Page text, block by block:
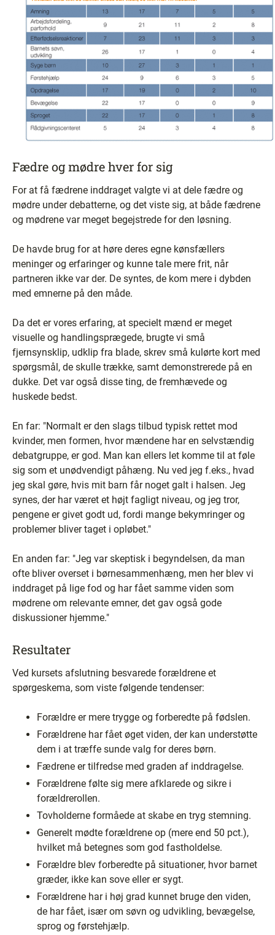
Fædre og mødre hver for sig
For at få fædrene inddraget valgte vi at dele fædre og
mødre under debatterne, og det viste sig, at både fædrene
og mødrene var meget begejstrede for den løsning.
De havde brug for at høre deres egne kønsfællers
meninger og erfaringer og kunne tale mere frit, når
partneren ikke var der. De syntes, de kom mere i dybden
med emnerne på den måde.
Da det er vores erfaring, at specielt mænd er meget
visuelle og handlingsprægede, brugte vi små
fjernsynsklip, udklip fra blade, skrev små kulørte kort med
spørgsmål, de skulle trække, samt demonstrerede på en
dukke. Det var også disse ting, de fremhævede og
huskede bedst.
En far: "Normalt er den slags tilbud typisk rettet mod
kvinder, men formen, hvor mændene har en selvstændig
debatgruppe, er god. Man kan ellers let komme til at føle
sig som et unødvendigt påhæng. Nu ved jeg f.eks., hvad
jeg skal gøre, hvis mit barn får noget galt i halsen. Jeg
synes, der har været et højt fagligt niveau, og jeg tror,
pengene er givet godt ud, fordi mange bekymringer og
problemer bliver taget i opløbet."
En anden far: "Jeg var skeptisk i begyndelsen, da man
ofte bliver overset i børnesammenhæng, men her blev vi
inddraget på lige fod og har fået samme viden som
mødrene om relevante emner, det gav også gode
diskussioner hjemme."
Resultater
Ved kursets afslutning besvarede forældrene et
spørgeskema, som viste følgende tendenser:
Forældre er mere trygge og forberedte på fødslen.
Forældrene har fået øget viden, der kan understøtte
dem i at træffe sunde valg for deres børn.
Fædrene er tilfredse med graden af inddragelse.
Forældrene følte sig mere afklarede og sikre i
forældrerollen.
Tovholderne formåede at skabe en tryg stemning.
Generelt mødte forældrene op (mere end 50 pct.),
hvilket må betegnes som god fastholdelse.
Forældre blev forberedte på situationer, hvor barnet
græder, ikke kan sove eller er sygt.
Forældrene har i høj grad kunnet bruge den viden,
de har fået, især om søvn og udvikling, bevægelse,
sprog og førstehjælp.